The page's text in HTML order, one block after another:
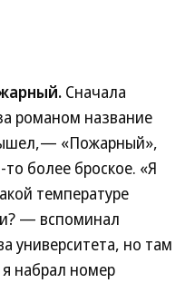
Сначала
романом название
«Пожарный»,
более броское. «Я
температуре
— вспоминал
университета, но там
набрал номер